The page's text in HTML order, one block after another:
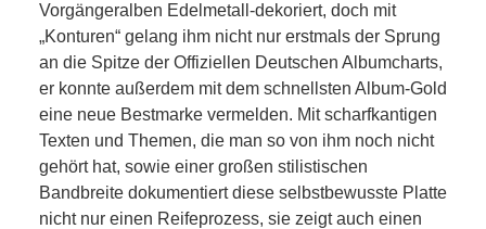
Vorgängeralben Edelmetall-dekoriert, doch mit
„Konturen“ gelang ihm nicht nur erstmals der Sprung
an die Spitze der Offiziellen Deutschen Albumcharts,
er konnte außerdem mit dem schnellsten Album-Gold
eine neue Bestmarke vermelden. Mit scharfkantigen
Texten und Themen, die man so von ihm noch nicht
gehört hat, sowie einer großen stilistischen
Bandbreite dokumentiert diese selbstbewusste Platte
nicht nur einen Reifeprozess, sie zeigt auch einen